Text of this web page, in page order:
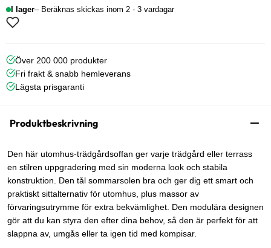
I lager Beräknas skickas inom 2 - 3 vardagar
Över 200 000 produkter
Fri frakt & snabb hemleverans
Lägsta prisgaranti
Produktbeskrivning
Den här utomhus-trädgårdsoffan ger varje trädgård eller terrass
en stilren uppgradering med sin moderna look och stabila
konstruktion. Den tål sommarsolen bra och ger dig ett smart och
praktiskt sittalternativ för utomhus, plus massor av
förvaringsutrymme för extra bekvämlighet. Den modulära designen
gör att du kan styra den efter dina behov, så den är perfekt för att
slappna av, umgås eller ta igen tid med kompisar.